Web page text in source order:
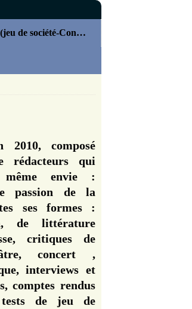
On joue (jeu de société-Concours)
2010, composé
rédacteurs qui
envie :
passion de la
ses formes :
de littérature
critiques de
concert ,
interviews et
comptes rendus
de jeu de